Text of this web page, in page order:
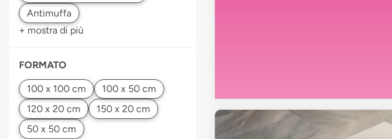
+ mostra di più
FORMATO